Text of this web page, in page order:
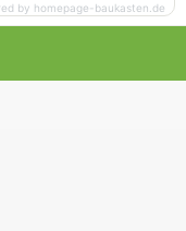
by homepage-baukasten.de